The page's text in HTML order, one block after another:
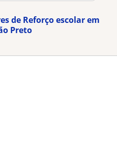
de Reforço escolar em
Preto